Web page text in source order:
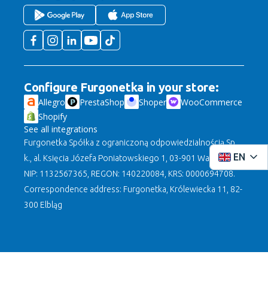
EN
Configure Furgonetka in your store:
Allegro PrestaShop Shoper
WooCommerce
Shopify
See all integrations
Furgonetka Spółka z ograniczoną odpowiedzialnością Sp.
k., al. Księcia Józefa Poniatowskiego 1, 03-901 Warszawa,
NIP: 1132567365, REGON: 140220084, KRS: 0000694708.
Correspondence address: Furgonetka, Królewiecka 11, 82-
300 Elbląg